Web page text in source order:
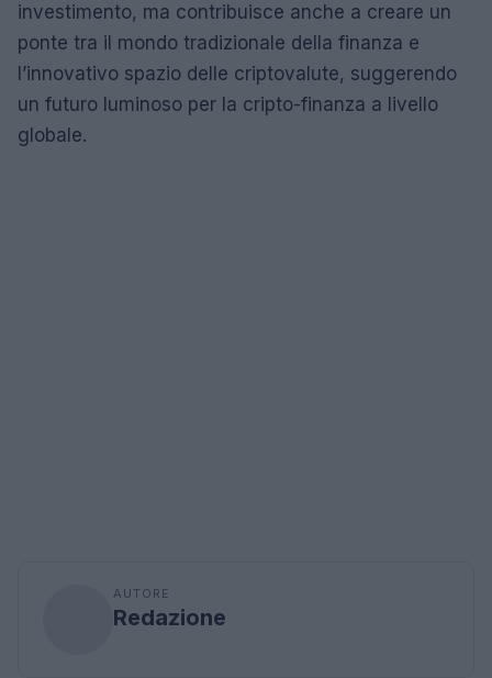
investimento, ma contribuisce anche a creare un
ponte tra il mondo tradizionale della finanza e
l’innovativo spazio delle criptovalute, suggerendo
un futuro luminoso per la cripto-finanza a livello
globale.
AUTORE
Redazione